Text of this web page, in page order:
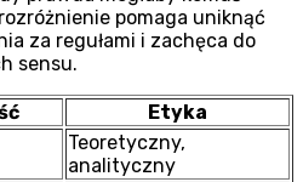
pomaga uniknąć
za regułami i zachęca do
sensu.
Etyka
Teoretyczny,
analityczny